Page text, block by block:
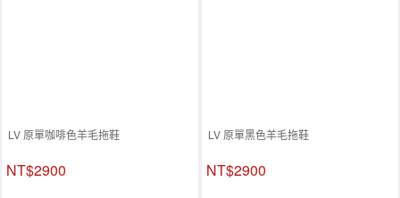
LV 原單咖啡色羊毛拖鞋
NT$2900
LV 原單黑色羊毛拖鞋
NT$2900